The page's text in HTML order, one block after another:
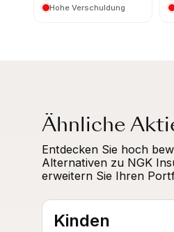
Hohe Verschuldung
Ähnliche
Entdecken Sie hoch
Alternativen zu NGK
erweitern Sie Ihren
Kinden